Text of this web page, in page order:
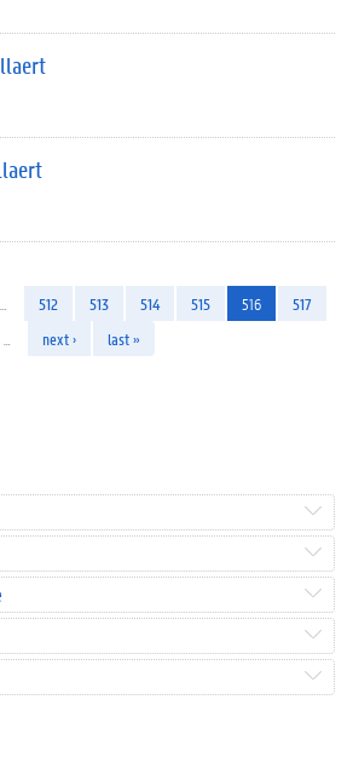
512 513 514 515 516
517
next › last »